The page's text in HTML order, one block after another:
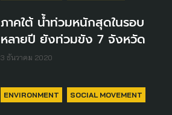
ภาคใต้ น้ำท่วมหนักสุดในรอบ
หลายปี ยังท่วมขัง 7 จังหวัด
3 ธันวาคม 2020
ENVIRONMENT SOCIAL MOVEMENT